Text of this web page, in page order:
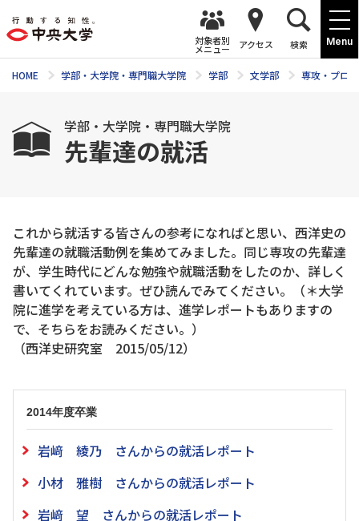
Menu
対象者別
メニュー アクセス 検索
HOME 学部・大学院・専門職大学院 学部 文学部 専攻・プロ
学部・大学院・専門職大学院
先輩達の就活
これから就活する皆さんの参考になればと思い、西洋史の
先輩達の就職活動例を集めてみました。同じ専攻の先輩達
が、学生時代にどんな勉強や就職活動をしたのか、詳しく
書いてくれています。ぜひ読んでみてください。（＊大学
院に進学を考えている方は、進学レポートもありますの
で、そちらをお読みください。）
（西洋史研究室 2015/05/12）
2014年度卒業
岩﨑 綾乃 さんからの就活レポート
小材 雅樹 さんからの就活レポート
岩﨑 望 さんからの就活レポート